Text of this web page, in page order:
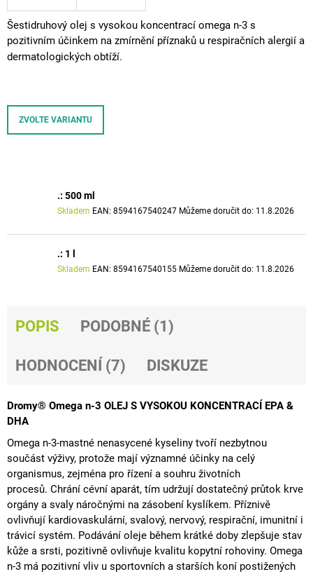
Šestidruhový olej s vysokou koncentrací omega n-3 s
pozitivním účinkem na zmírnění příznaků u respiračních alergií a
dermatologických obtíží.
ZVOLTE VARIANTU
.: 500 ml
Skladem EAN: 8594167540247 Můžeme doručit do: 11.8.2026
.: 1 l
Skladem EAN: 8594167540155 Můžeme doručit do: 11.8.2026
POPIS PODOBNÉ (1)
HODNOCENÍ (7) DISKUZE
Dromy® Omega n-3 OLEJ S VYSOKOU KONCENTRACÍ EPA &
DHA
Omega n-3-mastné nenasycené kyseliny tvoří nezbytnou
součást výživy, protože mají významné účinky na celý
organismus, zejména pro řízení a souhru životních
procesů. Chrání cévní aparát, tím udržují dostatečný průtok krve
orgány a svaly náročnými na zásobení kyslíkem. Příznivě
ovlivňují kardiovaskulární, svalový, nervový, respirační, imunitní i
trávicí systém. Podávání oleje během krátké doby zlepšuje stav
kůže a srsti, pozitivně ovlivňuje kvalitu kopytní rohoviny. Omega
n-3 má pozitivní vliv u sportovních a starších koní postižených
J
E
M
E
OIL
149
Kč